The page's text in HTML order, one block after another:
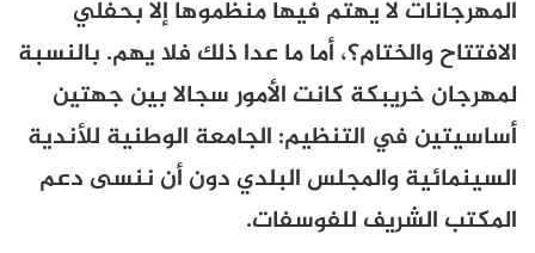
المهرجانات لا يهتم فيها منظموها إلا بحفلي
الافتتاح والختام؟، أما ما عدا ذلك فلا يهم. بالنسبة
لمهرجان خريبكة كانت الأمور سجالا بين جهتين
أساسيتين في التنظيم: الجامعة الوطنية للأندية
السينمائية والمجلس البلدي دون أن ننسى دعم
المكتب الشريف للفوسفات.